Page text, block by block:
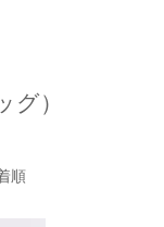
グ）
順